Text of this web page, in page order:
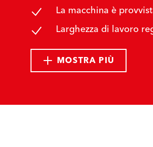
La macchina è
Larghezza di lavoro
MOSTRA PIÙ